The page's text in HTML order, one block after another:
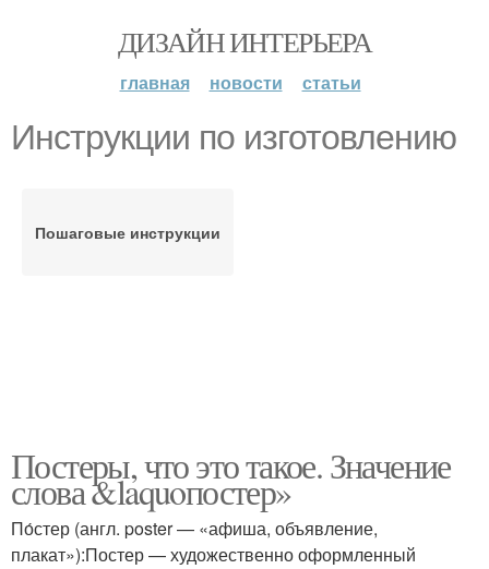
ДИЗАЙН ИНТЕРЬЕРА
главная новости статьи
Инструкции по изготовлению
Пошаговые инструкции
Постеры, что это такое. Значение
слова &laquoпостер»
По́стер (англ. poster — «афиша, объявление,
плакат»):Постер — художественно оформленный